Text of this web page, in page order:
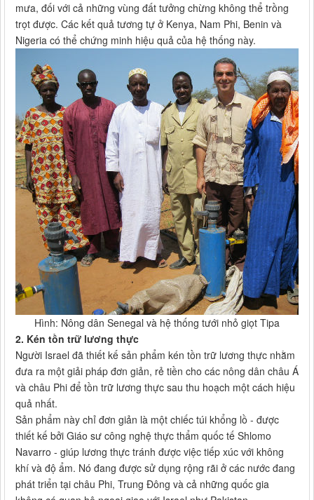
mưa, đối với cả những vùng đất tưởng chừng không thể trồng
trọt được. Các kết quả tương tự ở Kenya, Nam Phi, Benin và
Nigeria có thể chứng minh hiệu quả của hệ thống này.
Hình: Nông dân Senegal và hệ thống tưới nhỏ giọt Tipa
2. Kén tồn trữ lương thực
Người Israel đã thiết kế sản phẩm kén tồn trữ lương thực nhằm
đưa ra một giải pháp đơn giản, rẻ tiền cho các nông dân châu Á
và châu Phi để tồn trữ lương thực sau thu hoạch một cách hiệu
quả nhất.
Sản phẩm này chỉ đơn giản là một chiếc túi khổng lồ - được
thiết kế bởi Giáo sư công nghệ thực thẩm quốc tế Shlomo
Navarro - giúp lương thực tránh được việc tiếp xúc với không
khí và độ ẩm. Nó đang được sử dụng rộng rãi ở các nước đang
phát triển tại châu Phi, Trung Đông và cả những quốc gia